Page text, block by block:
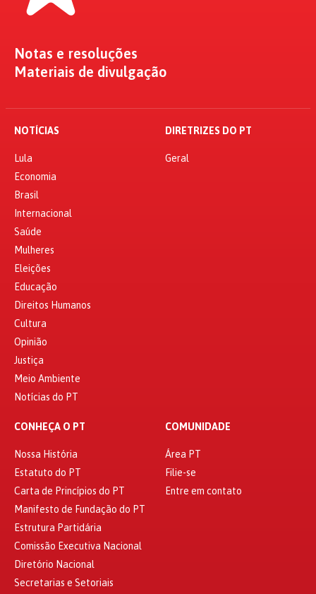
Notas e resoluções
Materiais de divulgação
NOTÍCIAS
Lula
Economia
Brasil
Internacional
Saúde
Mulheres
Eleições
Educação
Direitos Humanos
Cultura
Opinião
Justiça
Meio Ambiente
Notícias do PT
DIRETRIZES DO PT
Geral
CONHEÇA O PT
Nossa História
Estatuto do PT
Carta de Princípios do PT
Manifesto de Fundação do PT
Estrutura Partidária
Comissão Executiva Nacional
Diretório Nacional
Secretarias e Setoriais
COMUNIDADE
Área PT
Filie-se
Entre em contato